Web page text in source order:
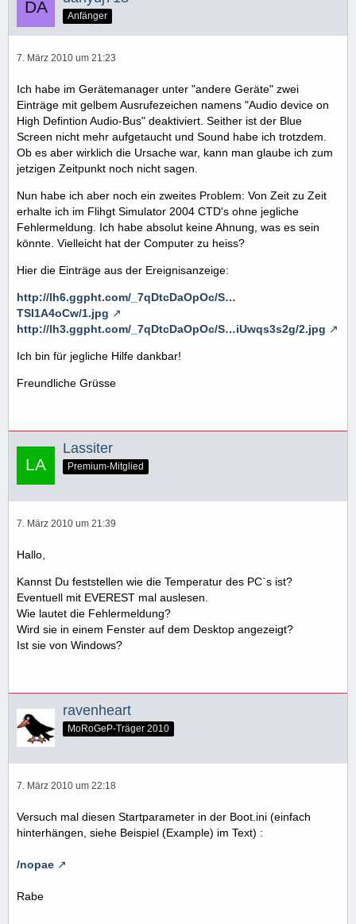
Anfänger
7. März 2010 um 21:23
Ich habe im Gerätemanager unter "andere Geräte" zwei
Einträge mit gelbem Ausrufezeichen namens "Audio device on
High Defintion Audio-Bus" deaktiviert. Seither ist der Blue
Screen nicht mehr aufgetaucht und Sound habe ich trotzdem.
Ob es aber wirklich die Ursache war, kann man glaube ich zum
jetzigen Zeitpunkt noch nicht sagen.
Nun habe ich aber noch ein zweites Problem: Von Zeit zu Zeit
erhalte ich im Flihgt Simulator 2004 CTD's ohne jegliche
Fehlermeldung. Ich habe absolut keine Ahnung, was es sein
könnte. Vielleicht hat der Computer zu heiss?
Hier die Einträge aus der Ereignisanzeige:
http://lh6.ggpht.com/_7qDtcDaOpOc/S…
TSI1A4oCw/1.jpg
http://lh3.ggpht.com/_7qDtcDaOpOc/S…iUwqs3s2g/2.jpg
Ich bin für jegliche Hilfe dankbar!
Freundliche Grüsse
Lassiter
Premium-Mitglied
7. März 2010 um 21:39
Hallo,
Kannst Du feststellen wie die Temperatur des PC`s ist?
Eventuell mit EVEREST mal auslesen.
Wie lautet die Fehlermeldung?
Wird sie in einem Fenster auf dem Desktop angezeigt?
Ist sie von Windows?
ravenheart
MoRoGeP-Träger 2010
7. März 2010 um 22:18
Versuch mal diesen Startparameter in der Boot.ini (einfach
hinterhängen, siehe Beispiel (Example) im Text) :
/nopae
Rabe